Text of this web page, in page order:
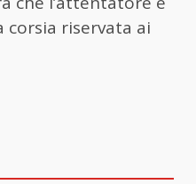
corsia riservata ai